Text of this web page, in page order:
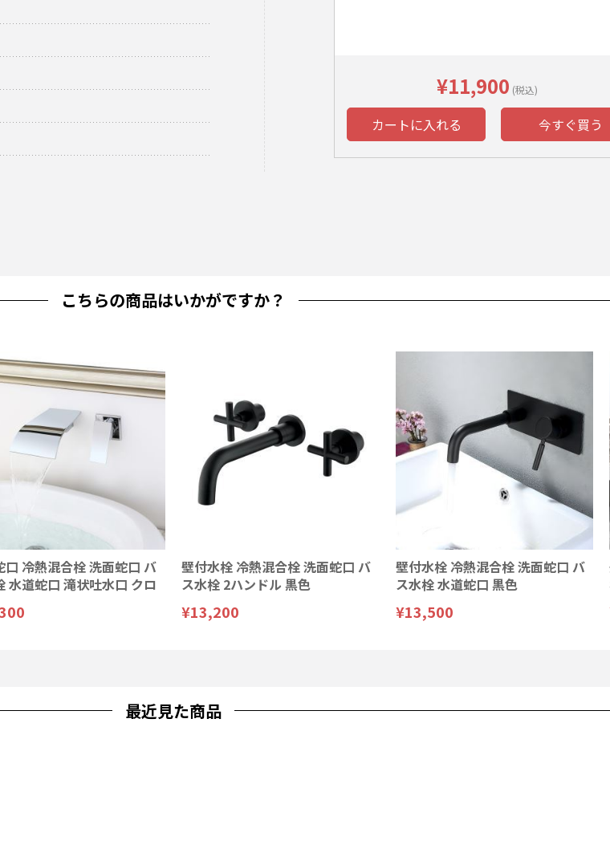
¥11,900 (税込)
カートに入れる 今すぐ買う
こちらの商品はいかがですか？
口 冷熱混合栓 洗面蛇口 バ
水道蛇口 滝状吐水口 クロ
壁付水栓 冷熱混合栓 洗面蛇口 バ
ス水栓 2ハンドル 黒色
¥13,200
壁付水栓 冷熱混合栓 洗面蛇口 バ
ス水栓 水道蛇口 黒色
¥13,500
最近見た商品